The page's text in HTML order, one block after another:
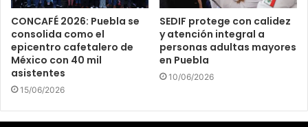
CONCAFÉ 2026: Puebla se
consolida como el
epicentro cafetalero de
México con 40 mil
asistentes
15/06/2026
SEDIF protege con calidez
y atención integral a
personas adultas mayores
en Puebla
10/06/2026